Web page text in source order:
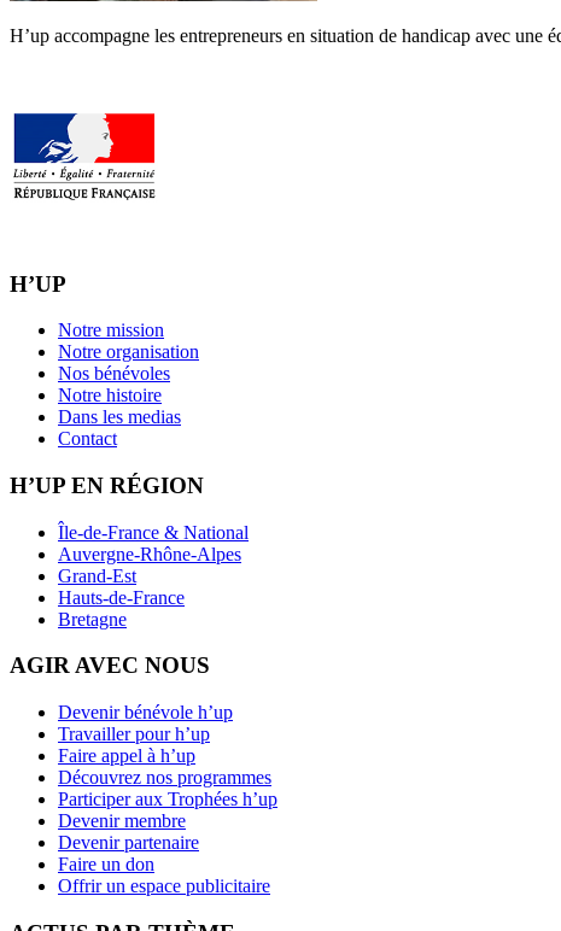
H’up accompagne​​ les entrepreneurs en situation de handicap avec une
H’UP
Notre mission
Notre organisation
Nos bénévoles
Notre histoire
Dans les medias
Contact
H’UP EN RÉGION
Île-de-France & National
Auvergne-Rhône-Alpes
Grand-Est
Hauts-de-France
Bretagne
AGIR AVEC NOUS
Devenir bénévole h’up
Travailler pour h’up
Faire appel à h’up
Découvrez nos programmes
Participer aux Trophées h’up
Devenir membre
Devenir partenaire
Faire un don
Offrir un espace publicitaire